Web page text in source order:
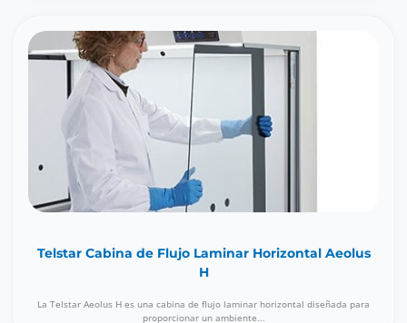
Telstar Cabina de Flujo Laminar Horizontal Aeolus
H
La Telstar Aeolus H es una cabina de flujo laminar horizontal diseñada para
proporcionar un ambiente...